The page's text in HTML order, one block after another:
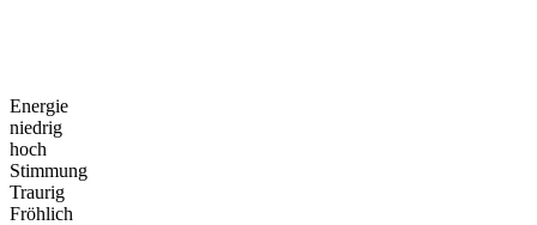
Energie
niedrig
hoch
Stimmung
Traurig
Fröhlich